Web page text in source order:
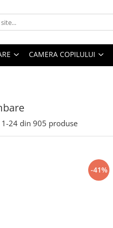
CAMERA COPILULUI
1-24 din 905 produse
-41%